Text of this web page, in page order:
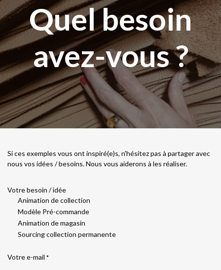
Quel besoin
avez-vous ?
Si ces exemples vous ont inspiré(e)s, n'hésitez pas à partager avec
nous vos idées / besoins. Nous vous aiderons à les réaliser.
Votre besoin / idée
Animation de collection
Modèle Pré-commande
Animation de magasin
Sourcing collection permanente
Votre e-mail *